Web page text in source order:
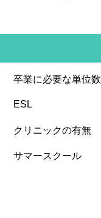
卒業に必要な単位数
ESL
クリニックの有無
サマースクール